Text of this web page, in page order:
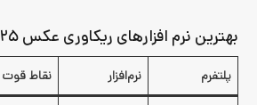
بهترین نرم‌ افزارهای ریکاوری عکس ۲۰۲۵
پلتفرم نرم‌افزار نقاط قوت